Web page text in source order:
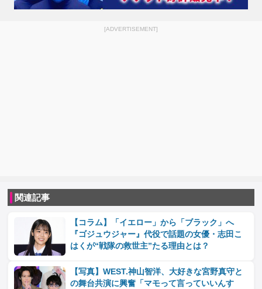
[ADVERTISEMENT]
関連記事
【コラム】「イエロー」から「ブラック」へ
『ゴジュウジャー』代役で話題の女優・志田こ
はくが“戦隊の救世主”たる理由とは？
【写真】WEST.神山智洋、大好きな宮野真守と
の舞台共演に興奮「マモって言っていいんす